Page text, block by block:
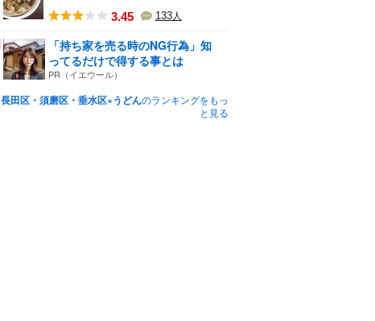
3.45 133人
「持ち家を売る時のNG行為」知
ってるだけで得する事とは
PR（イエウール）
長田区・須磨区・垂水区×うどんのランキングをもっ
と見る